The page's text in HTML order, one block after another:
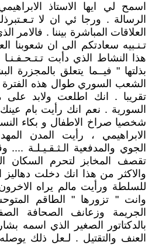
اسمح لي ايها الاستاذ
الرسالة . ورجا ئي ان لا
العلاقات المباشرة بيننا . فالامر
تـنـبيه سعادتكم الى ان شعوبنا
هذا النشاط الذي دأبت
بذلتها " فيــما يتعلق بالمجزرة
الشعب السوري طوال هذه الفترة
تقريبا . انك اطلعت ولابد
السورية . نعم انك رأيت بام
شخصيا صراخ الاطفال و بكاء
الابراهيمي ، رأيت المدن
الجوي والمدفعية الـثـقـيـلـة
تقصف المخابز لتحرم السكان
والاكثر من هذا انك دخلت دهاليز
للسلطة ورأيت مالم يراه
وانت " تزورها " الطاقم
الجريمة وزعانف الصحافة
بالدكتاتور الصغير الذي اسمه
العنف والتقتيل . لـعل ذلك